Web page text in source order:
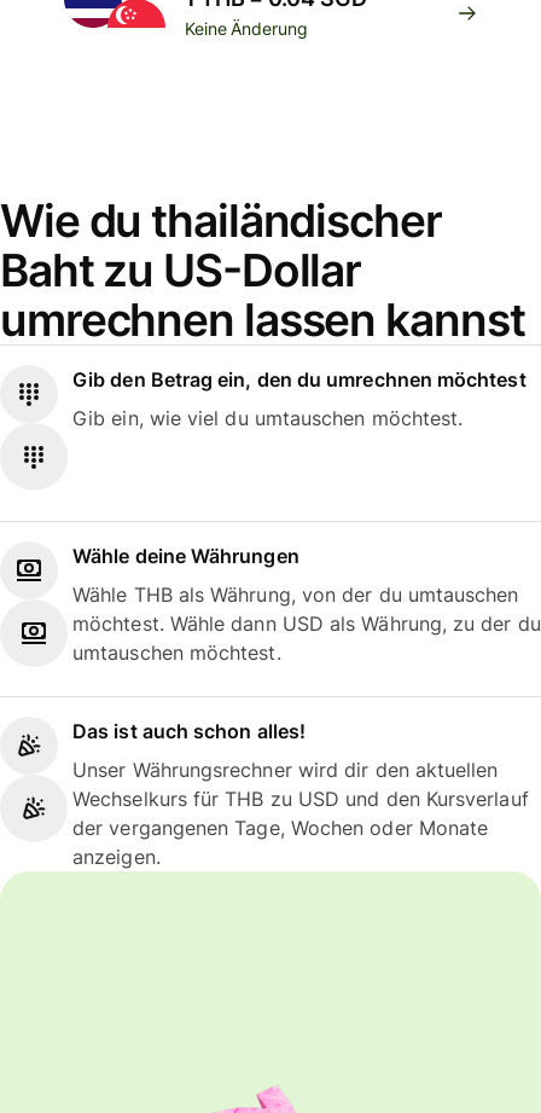
Keine Änderung
Wie du thailändischer
Baht zu US-Dollar
umrechnen lassen kannst
Gib den Betrag ein, den du umrechnen möchtest
Gib ein, wie viel du umtauschen möchtest.
Wähle deine Währungen
Wähle THB als Währung, von der du umtauschen
möchtest. Wähle dann USD als Währung, zu der du
umtauschen möchtest.
Das ist auch schon alles!
Unser Währungsrechner wird dir den aktuellen
Wechselkurs für THB zu USD und den Kursverlauf
der vergangenen Tage, Wochen oder Monate
anzeigen.